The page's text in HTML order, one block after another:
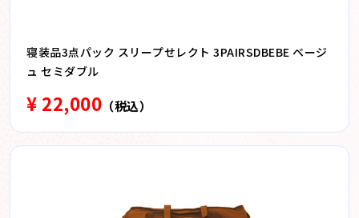
寝装品3点パック スリープせレクト 3PAIRSDBEBE ベージ
ュ セミダブル
¥ 22,000 （税込）